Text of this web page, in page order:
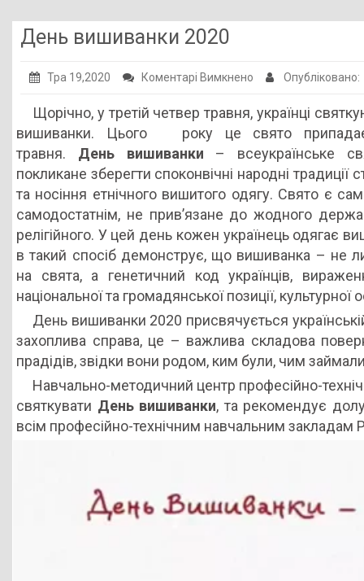
День вишиванки 2020
Тра 19,2020 Коментарі Вимкнено до
вишиванки
2020
Щорічно, у третій четвер травня, українці
вишиванки. Цього року це свято
травня. День вишиванки – всеукраїнське
покликане зберегти споконвічні народні традиції
та носіння етнічного вишитого одягу. Свято є
самодостатнім, не прив’язане до жодного
релігійного. У цей день кожен українець одягає
в такий спосіб демонструє, що вишиванка – не
на свята, а генетичний код українців,
національної та громадянської позиції, культурної
День вишиванки 2020 присвячується
захоплива справа, це – важлива складова
прадідів, звідки вони родом, ким були, чим
Навчально-методичний центр професійно-
святкувати День вишиванки, та рекомендує
всім професійно-технічним навчальним закладам